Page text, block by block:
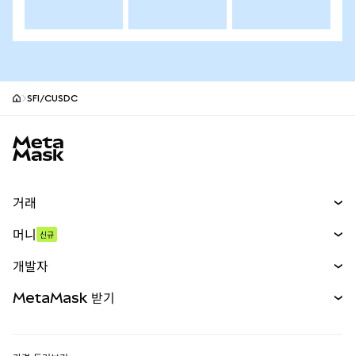
SFI/CUSDC
거래
무기한 선물
실물자산
머니 신규
개발자
MetaMask 받기